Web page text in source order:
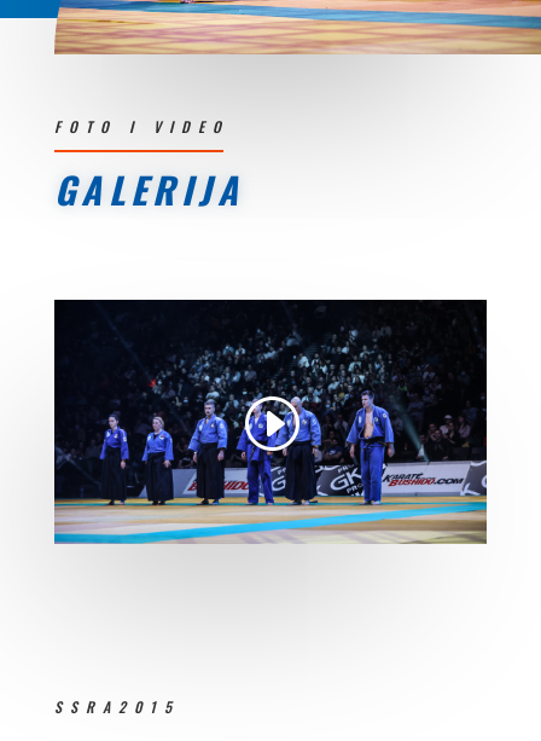
FOTO I VIDEO
GALERIJA
SSRA2015